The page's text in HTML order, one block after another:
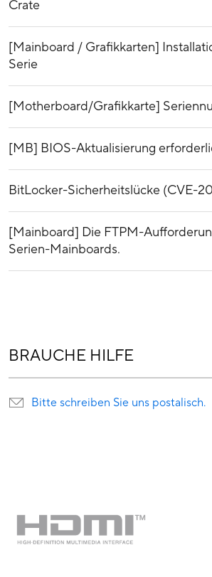
BRAUCHE HILFE
Bitte schreiben Sie uns postalisch.
Crate
[Mainboard / Grafikkarten]
Serie
[Motherboard/Grafikkarte]
[MB] BIOS-Aktualisierung
BitLocker-Sicherheitslücke (CVE-
[Mainboard] Die FTPM-
Serien-Mainboards.